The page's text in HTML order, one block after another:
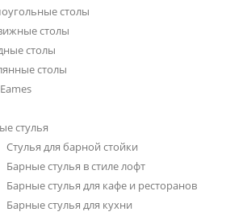
столы
столы
столы
столы
стулья
Cтулья для барной стойки
Барные стулья в стиле лофт
Барные стулья для кафе и ресторанов
Барные стулья для кухни